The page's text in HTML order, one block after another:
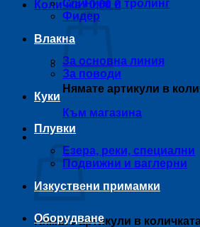
Количка /0,00 €
Нямате артикули в
Към магазина
Количка
Нямате артикули в
Спининг и тролинг
Фидер
Влакна
За основна линия
За поводи
Куки
Плувки
Езера, реки, специални
Подвижни и ваглерни
Изкуствени примамки
Оборудване